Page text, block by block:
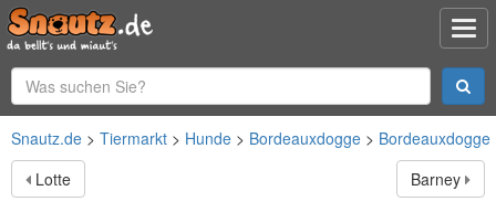
Snautz.de Tiermarkt Hunde Bordeauxdogge
Lotte
Barney